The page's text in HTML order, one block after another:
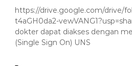
t
u
P
e
r
R
P
S
P
r
https://drive.google.com/drive/
t4aGH0da2-
dokter dapat diakses dengan
(Single Sign On) UNS